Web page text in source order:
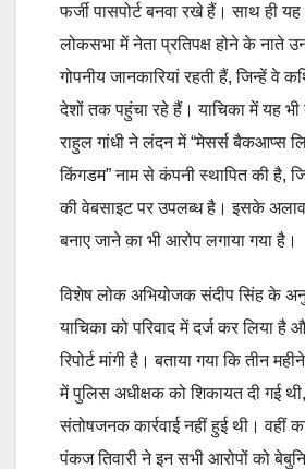
फर्जी पासपोर्ट बनवा रखे हैं। साथ ही
लोकसभा में नेता प्रतिपक्ष होने के नाते
गोपनीय जानकारियां रहती हैं, जिन्हें वे
देशों तक पहुंचा रहे हैं। याचिका में यह भी
राहुल गांधी ने लंदन में “मेसर्स बैकआप्स
किंगडम” नाम से कंपनी स्थापित की है,
की वेबसाइट पर उपलब्ध है। इसके
बनाए जाने का भी आरोप लगाया गया है।
विशेष लोक अभियोजक संदीप सिंह के
याचिका को परिवाद में दर्ज कर लिया
रिपोर्ट मांगी है। बताया गया कि तीन
में पुलिस अधीक्षक को शिकायत दी गई
संतोषजनक कार्रवाई नहीं हुई थी। वहीं
पंकज तिवारी ने इन सभी आरोपों को